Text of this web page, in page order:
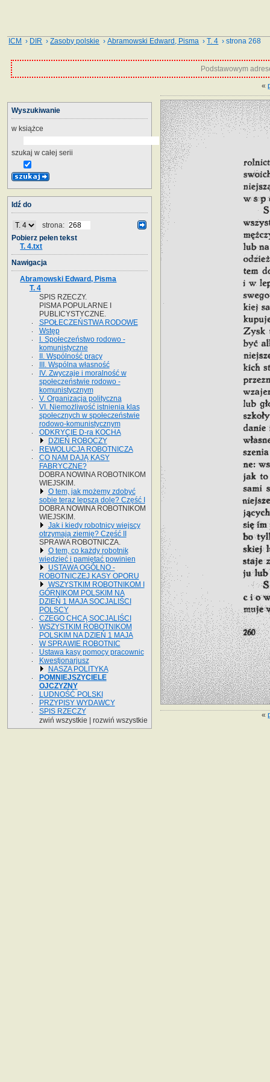
ICM › DIR ›Zasoby polskie ›Abramowski Edward, Pisma ›T. 4 › strona 268
Podstawowym
«
«
Wyszukiwanie
w książce
szukaj w całej serii
Idź do
strona:
Pobierz pełen tekst
T. 4.txt
Nawigacja
Abramowski Edward, Pisma
T. 4
SPIS RZECZY.
PISMA POPULARNE I
PUBLICYSTYCZNE.
SPOŁECZEŃSTWA RODOWE
Wstęp
I. Społeczeństwo rodowo -
komunistyczne
II. Wspólność pracy
III. Wspólna własność
IV. Zwyczaje i moralność w
społeczeństwie rodowo -
komunistycznym
V. Organizacja polityczna
VI. Niemożliwość istnienia klas
społecznych w społeczeństwie
rodowo-komunistycznym
ODKRYCIE D-ra KOCHA
DZIEŃ ROBOCZY
REWOLUCJA ROBOTNICZA
CO NAM DAJĄ KASY
FABRYCZNE?
DOBRA NOWINA ROBOTNIKOM
WIEJSKIM.
O tem, jak możemy zdobyć
sobie teraz lepszą dolę? Część I
DOBRA NOWINA ROBOTNIKOM
WIEJSKIM.
Jak i kiedy robotnicy wiejscy
otrzymają ziemię? Część II
SPRAWA ROBOTNICZA.
O tem, co każdy robotnik
wiedzieć i pamiętać powinien
USTAWA OGÓLNO -
ROBOTNICZEJ KASY OPORU
WSZYSTKIM ROBOTNIKOM I
GÓRNIKOM POLSKIM NA
DZIEŃ 1 MAJA SOCJALIŚCI
POLSCY
CZEGO CHCĄ SOCJALIŚCI
WSZYSTKIM ROBOTNIKOM
POLSKIM NA DZIEŃ 1 MAJA
W SPRAWIE ROBOTNIC
Ustawa kasy pomocy pracownic
Kwestjonarjusz
NASZA POLITYKA
POMNIEJSZYCIELE
OJCZYZNY
LUDNOŚĆ POLSKI
PRZYPISY WYDAWCY
SPIS RZECZY
zwiń wszystkie
rozwiń wszystkie